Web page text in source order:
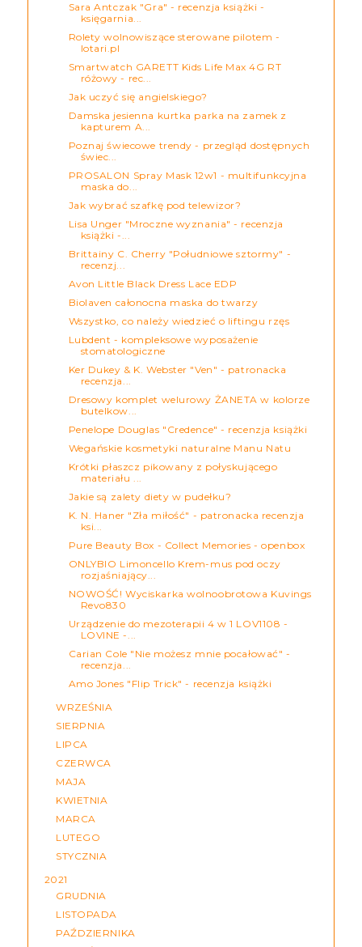
Sara Antczak "Gra" - recenzja książki -
księgarnia...
Rolety wolnowiszące sterowane pilotem -
lotari.pl
Smartwatch GARETT Kids Life Max 4G RT
różowy - rec...
Jak uczyć się angielskiego?
Damska jesienna kurtka parka na zamek z
kapturem A...
Poznaj świecowe trendy - przegląd dostępnych
świec...
PROSALON Spray Mask 12w1 - multifunkcyjna
maska do...
Jak wybrać szafkę pod telewizor?
Lisa Unger "Mroczne wyznania" - recenzja
książki -...
Brittainy C. Cherry "Południowe sztormy" -
recenzj...
Avon Little Black Dress Lace EDP
Biolaven całonocna maska do twarzy
Wszystko, co należy wiedzieć o liftingu rzęs
Lubdent - kompleksowe wyposażenie
stomatologiczne
Ker Dukey & K. Webster "Ven" - patronacka
recenzja...
Dresowy komplet welurowy ŻANETA w kolorze
butelkow...
Penelope Douglas "Credence" - recenzja książki
Wegańskie kosmetyki naturalne Manu Natu
Krótki płaszcz pikowany z połyskującego
materiału ...
Jakie są zalety diety w pudełku?
K. N. Haner "Zła miłość" - patronacka recenzja
ksi...
Pure Beauty Box - Collect Memories - openbox
ONLYBIO Limoncello Krem-mus pod oczy
rozjaśniający...
NOWOŚĆ! Wyciskarka wolnoobrotowa Kuvings
Revo830
Urządzenie do mezoterapii 4 w 1 LOV1108 -
LOVINE -...
Carian Cole "Nie możesz mnie pocałować" -
recenzja...
Amo Jones "Flip Trick" - recenzja książki
WRZEŚNIA
SIERPNIA
LIPCA
CZERWCA
MAJA
KWIETNIA
MARCA
LUTEGO
STYCZNIA
2021
GRUDNIA
LISTOPADA
PAŹDZIERNIKA